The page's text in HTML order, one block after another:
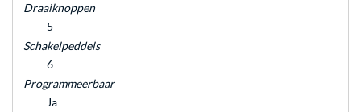
Draaiknoppen
5
Schakelpeddels
6
Programmeerbaar
Ja